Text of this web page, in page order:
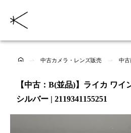
中古カメラ・レンズ販売 中古
【中古：B(並品)】ライカ ワ
シルバー | 2119341155251